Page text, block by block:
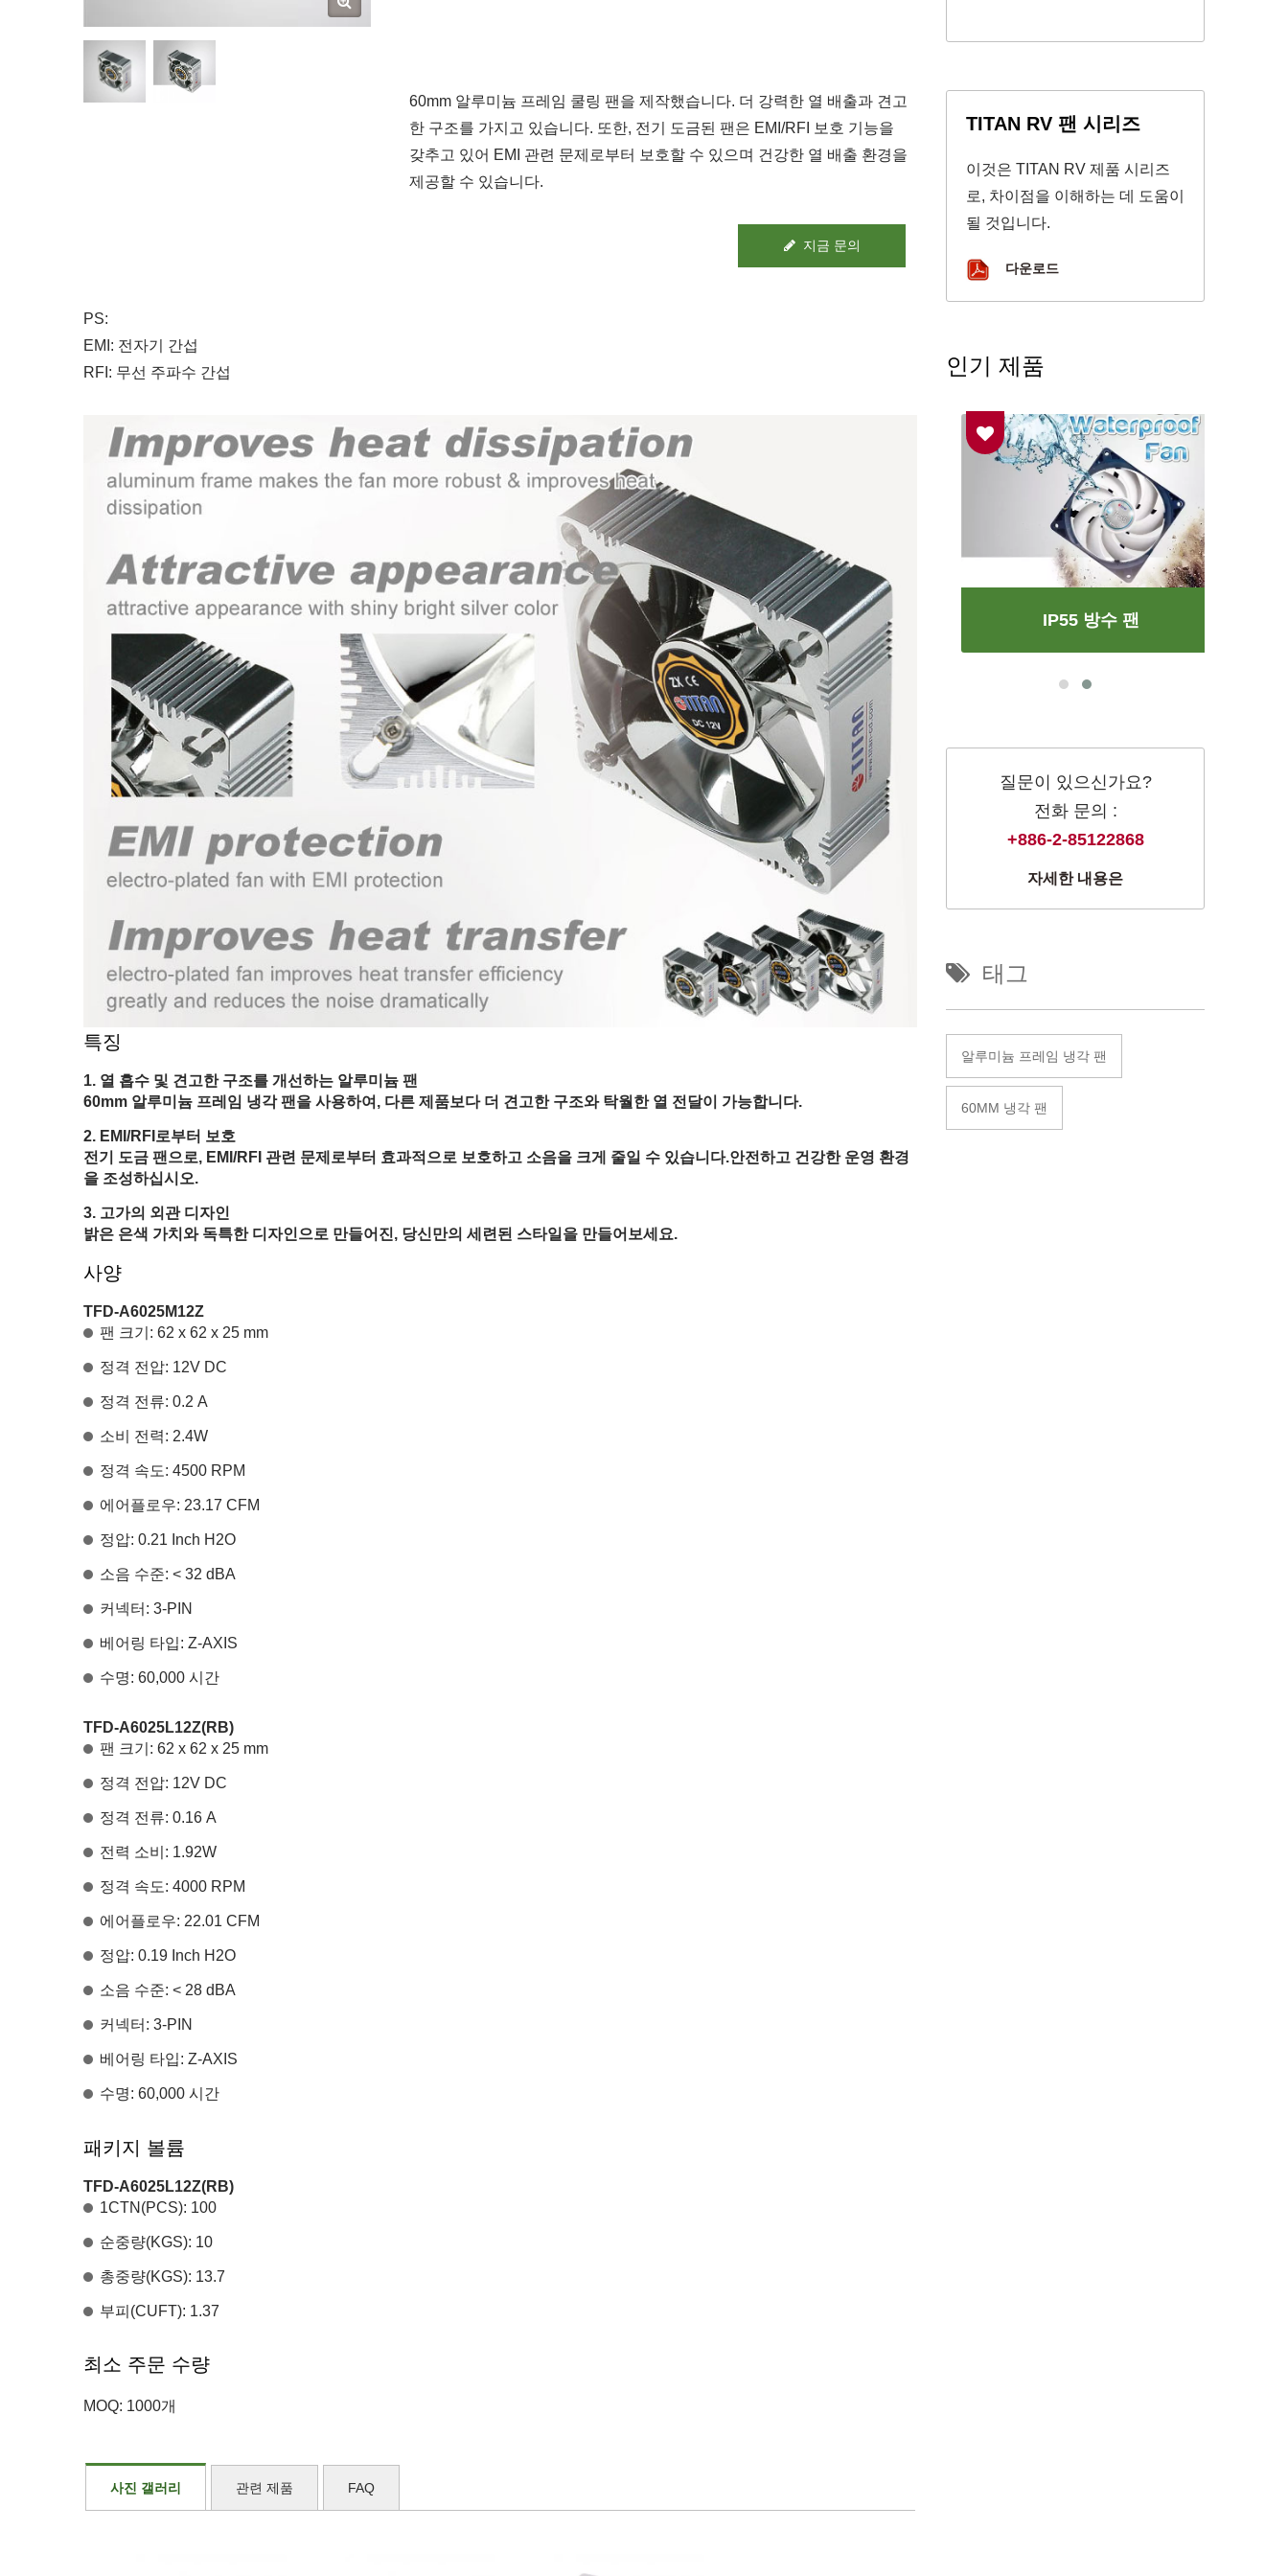
60mm 알루미늄 프레임 쿨링 팬을 제작했습니다. 더 강력한 열 배출과 견고
한 구조를 가지고 있습니다. 또한, 전기 도금된 팬은 EMI/RFI 보호 기능을
갖추고 있어 EMI 관련 문제로부터 보호할 수 있으며 건강한 열 배출 환경을
제공할 수 있습니다.
지금 문의
PS:
EMI: 전자기 간섭
RFI: 무선 주파수 간섭
특징
열 흡수 및 견고한 구조를 개선하는 알루미늄 팬
60mm 알루미늄 프레임 냉각 팬을 사용하여, 다른 제품보다 더 견고한 구조와 탁월한 열 전달이 가능합니다.
EMI/RFI로부터 보호
전기 도금 팬으로, EMI/RFI 관련 문제로부터 효과적으로 보호하고 소음을 크게 줄일 수 있습니다.안전하고 건강한 운영 환경
을 조성하십시오.
고가의 외관 디자인
밝은 은색 가치와 독특한 디자인으로 만들어진, 당신만의 세련된 스타일을 만들어보세요.
사양
TFD-A6025M12Z
팬 크기: 62 x 62 x 25 mm
정격 전압: 12V DC
정격 전류: 0.2 A
소비 전력: 2.4W
정격 속도: 4500 RPM
에어플로우: 23.17 CFM
정압: 0.21 Inch H2O
소음 수준: < 32 dBA
커넥터: 3-PIN
베어링 타입: Z-AXIS
수명: 60,000 시간
TFD-A6025L12Z(RB)
팬 크기: 62 x 62 x 25 mm
정격 전압: 12V DC
정격 전류: 0.16 A
전력 소비: 1.92W
정격 속도: 4000 RPM
에어플로우: 22.01 CFM
정압: 0.19 Inch H2O
소음 수준: < 28 dBA
커넥터: 3-PIN
베어링 타입: Z-AXIS
수명: 60,000 시간
패키지 볼륨
TFD-A6025L12Z(RB)
1CTN(PCS): 100
순중량(KGS): 10
총중량(KGS): 13.7
부피(CUFT): 1.37
최소 주문 수량
MOQ: 1000개
사진 갤러리 관련 제품 FAQ
TITAN RV 팬 시리즈
이것은 TITAN RV 제품 시리즈
로, 차이점을 이해하는 데 도움이
될 것입니다.
다운로드
인기 제품
RV 냉장고 팬 IP55 방수 팬 RV 냉장고 팬 IP55 방수 팬
질문이 있으신가요?
전화 문의 :
+886-2-85122868
자세한 내용은
태그
알루미늄 프레임 냉각 팬
60MM 냉각 팬